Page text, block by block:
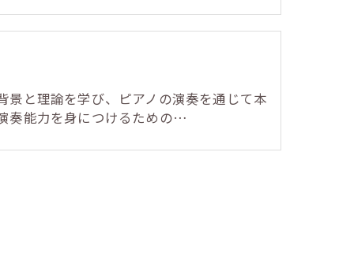
景と理論を学び、ピアノの演奏を通じて本
奏能力を身につけるための…